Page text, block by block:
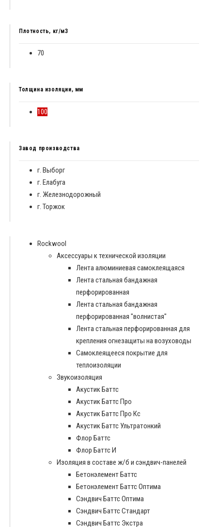
Плотность, кг/м3
70
Толщина изоляции, мм
100
Завод производства
г. Выборг
г. Елабуга
г. Железнодорожный
г. Торжок
Rockwool
Аксессуары к технической изоляции
Лента алюминиевая самоклеящаяся
Лента стальная бандажная
перфорированная
Лента стальная бандажная
перфорированная "волнистая"
Лента стальная перфорированная для
крепления огнезащиты на возуховоды
Самоклеящееся покрытие для
теплоизоляции
Звукоизоляция
Акустик Баттс
Акустик Баттс Про
Акустик Баттс Про Кс
Акустик Баттс Ультратонкий
Флор Баттс
Флор Баттс И
Изоляция в составе ж/б и сэндвич-панелей
Бетонэлемент Баттс
Бетонэлемент Баттс Оптима
Сэндвич Баттс Оптима
Сэндвич Баттс Стандарт
Сэндвич Баттс Экстра